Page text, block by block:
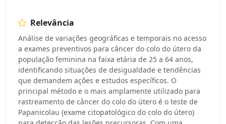
Relevância
Análise de variações geográficas e temporais no acesso
a exames preventivos para câncer do colo do útero da
população feminina na faixa etária de 25 a 64 anos,
identificando situações de desigualdade e tendências
que demandem ações e estudos específicos. O
principal método e o mais amplamente utilizado para
rastreamento de câncer do colo do útero é o teste de
Papanicolau (exame citopatológico do colo do útero)